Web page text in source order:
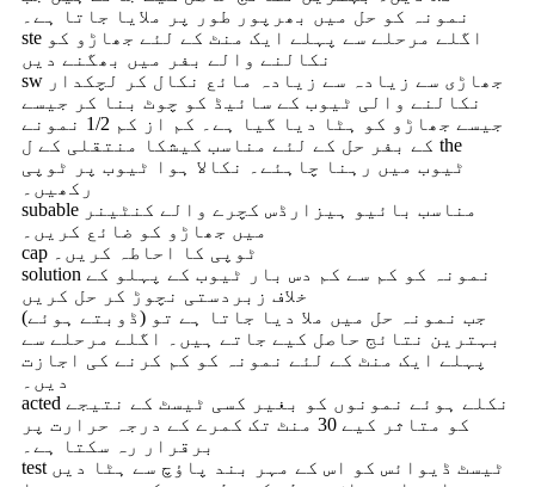
نمونہ کو حل میں بھرپور طور پر ملایا جاتا ہے۔
ste اگلے مرحلے سے پہلے ایک منٹ کے لئے جھاڑو کو
نکالنے والے بفر میں بھگنے دیں
sw جھاڑی سے زیادہ سے زیادہ مائع نکال کر لچکدار
نکالنے والی ٹیوب کے سائیڈ کو چوٹ بنا کر جیسے
جیسے جھاڑو کو ہٹا دیا گیا ہے۔ کم از کم 1/2 نمونے
کے بفر حل کے لئے مناسب کیشکا منتقلی کے ل the
ٹیوب میں رہنا چاہئے۔ نکالا ہوا ٹیوب پر ٹوپی
رکھیں۔
subable مناسب بائیو ہیزارڈس کچرے والے کنٹینر
میں جھاڑو کو ضائع کریں۔
cap ٹوپی کا احاطہ کریں۔
solution نمونہ کو کم سے کم دس بار ٹیوب کے پہلو کے
خلاف زبردستی نچوڑ کر حل کریں
(ڈوبتے ہوئے) جب نمونہ حل میں ملا دیا جاتا ہے تو
بہترین نتائج حاصل کیے جاتے ہیں۔ اگلے مرحلے سے
پہلے ایک منٹ کے لئے نمونہ کو کم کرنے کی اجازت
دیں۔
acted نکلے ہوئے نمونوں کو بغیر کسی ٹیسٹ کے نتیجے
کو متاثر کیے 30 منٹ تک کمرے کے درجہ حرارت پر
برقرار رہ سکتا ہے۔
test ٹیسٹ ڈیوائس کو اس کے مہر بند پاؤچ سے ہٹا دیں